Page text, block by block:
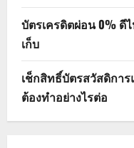
บัตรเครดิตผ่อน 0% ดี
เก็บ
เช็กสิทธิ์บัตรสวัสดิกา
ต้องทำอย่างไรต่อ